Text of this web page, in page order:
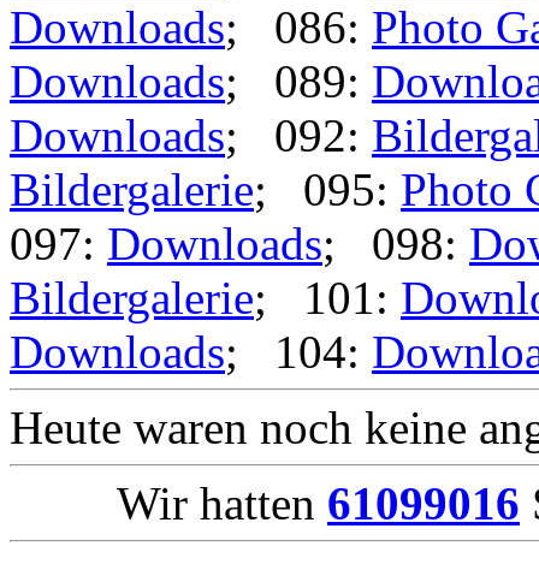
Downloads; 086: Photo
Downloads; 089:
Downloads; 092:
Bildergalerie; 095: Photo
097: Downloads; 098:
Bildergalerie; 101:
Downloads; 104:
Heute waren noch keine
Wir hatten 61099016